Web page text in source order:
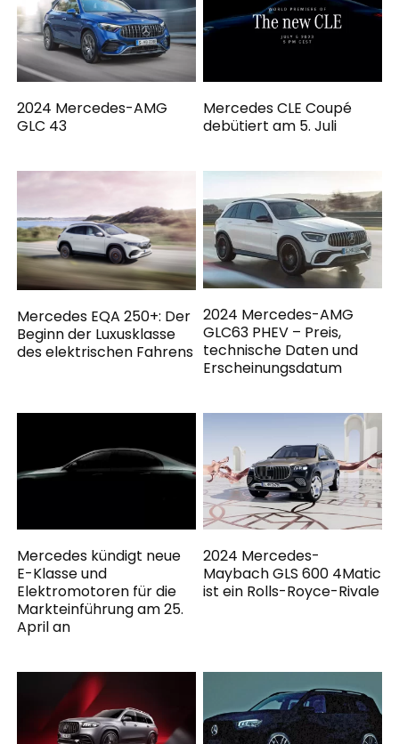
2024 Mercedes-AMG
GLC 43
Mercedes CLE Coupé
debütiert am 5. Juli
Mercedes EQA 250+: Der
Beginn der Luxusklasse
des elektrischen Fahrens
2024 Mercedes-AMG
GLC63 PHEV – Preis,
technische Daten und
Erscheinungsdatum
Mercedes kündigt neue
E-Klasse und
Elektromotoren für die
Markteinführung am 25.
April an
2024 Mercedes-
Maybach GLS 600 4Matic
ist ein Rolls-Royce-Rivale